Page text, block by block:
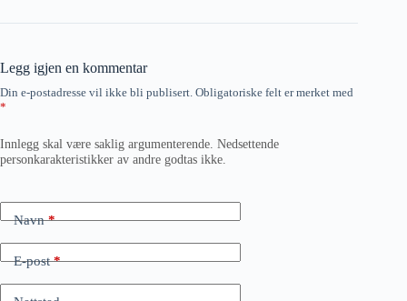
Legg igjen en kommentar
Din e-postadresse vil ikke bli publisert. Obligatoriske felt er merket med
*
Innlegg skal være saklig argumenterende. Nedsettende
personkarakteristikker av andre godtas ikke.
Navn*
E-post*